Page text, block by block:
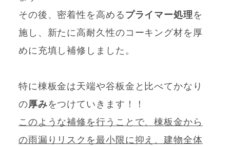
その後、密着性を高める プライマー処理 を
施し、新たに高耐久性のコーキング材を厚
めに充填し補修しました。
特に棟板金は天端や谷板金と比べてかなり
の厚みをつけていきます！！
このような補修を行うことで、棟板金から
の雨漏りリスクを最小限に抑え、建物全体